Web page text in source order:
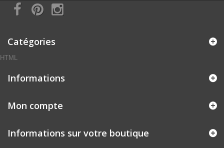
Catégories
HTML
Informations
Mon compte
Informations sur votre boutique